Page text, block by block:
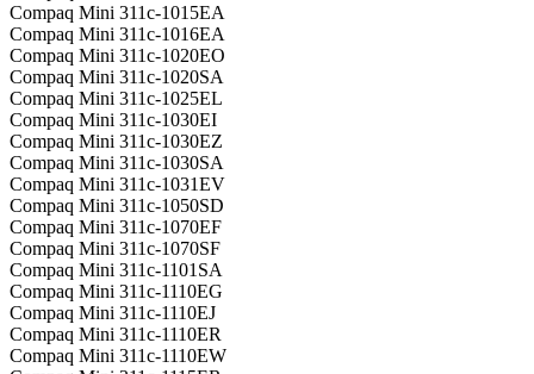
Compaq Mini 311c-1015EA
Compaq Mini 311c-1016EA
Compaq Mini 311c-1020EO
Compaq Mini 311c-1020SA
Compaq Mini 311c-1025EL
Compaq Mini 311c-1030EI
Compaq Mini 311c-1030EZ
Compaq Mini 311c-1030SA
Compaq Mini 311c-1031EV
Compaq Mini 311c-1050SD
Compaq Mini 311c-1070EF
Compaq Mini 311c-1070SF
Compaq Mini 311c-1101SA
Compaq Mini 311c-1110EG
Compaq Mini 311c-1110EJ
Compaq Mini 311c-1110ER
Compaq Mini 311c-1110EW